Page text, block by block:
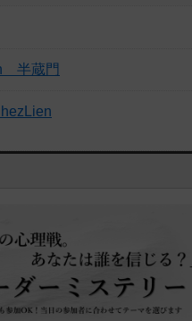
半蔵門